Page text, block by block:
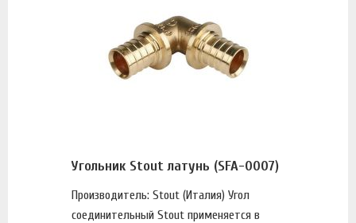
Угольник Stout латунь (SFA-0007)
Производитель: Stout (Италия) Угол
соединительный Stout применяется в